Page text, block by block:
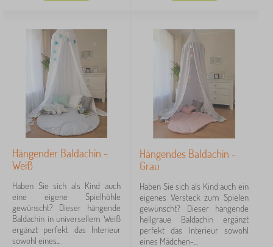
Hängender Baldachin -
Weiß
Haben Sie sich als Kind auch
eine eigene Spielhöhle
gewünscht? Dieser hängende
Baldachin in universellem Weiß
ergänzt perfekt das Interieur
sowohl eines...
Hängendes Baldachin -
Grau
Haben Sie sich als Kind auch ein
eigenes Versteck zum Spielen
gewünscht? Dieser hängende
hellgraue Baldachin ergänzt
perfekt das Interieur sowohl
eines Mädchen-...